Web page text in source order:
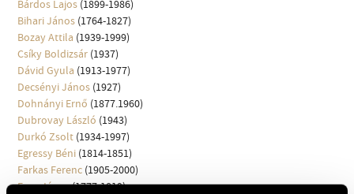
Bárdos Lajos (1899-1986)
Bihari János (1764-1827)
Bozay Attila (1939-1999)
Csíky Boldizsár (1937)
Dávid Gyula (1913-1977)
Decsényi János (1927)
Dohnányi Ernő (1877.1960)
Dubrovay László (1943)
Durkó Zsolt (1934-1997)
Egressy Béni (1814-1851)
Farkas Ferenc (1905-2000)
Fusz János(1777-1819)